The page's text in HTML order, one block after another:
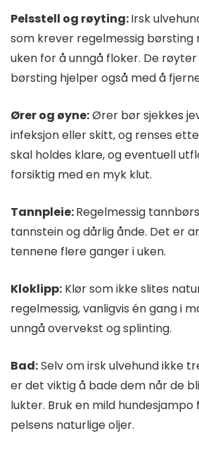
Pelsstell og røyting:Irsk
som krever regelmessig børsting
uken for å unngå floker. De
børsting hjelper også med å
Ører og øyne:Ører bør sjekkes
infeksjon eller skitt, og renses
skal holdes klare, og eventuell
forsiktig med en myk klut.
Tannpleie:Regelmessig
tannstein og dårlig ånde. Det er
tennene flere ganger i uken.
Kloklipp: Klør som ikke slites
regelmessig, vanligvis én gang i
unngå overvekst og splinting.
Bad:Selv om irsk ulvehund ikke
er det viktig å bade dem når de
lukter. Bruk en mild
pelsens naturlige oljer.